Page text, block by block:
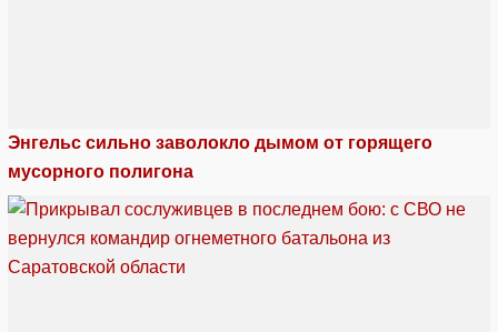
Энгельс сильно заволокло дымом от горящего
мусорного полигона